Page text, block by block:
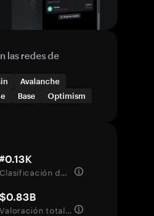
las redes de
Avalanche
Base Optimism
#0.13K
Clasificación del mercado
$0.83B
Valoración totalmente diluida